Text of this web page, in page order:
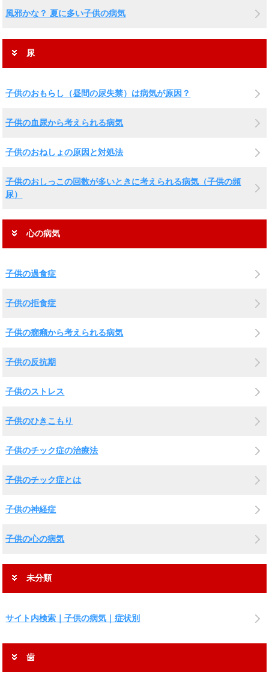
風邪かな？ 夏に多い子供の病気
尿
子供のおもらし（昼間の尿失禁）は病気が原因？
子供の血尿から考えられる病気
子供のおねしょの原因と対処法
子供のおしっこの回数が多いときに考えられる病気（子供の頻
尿）
心の病気
子供の過食症
子供の拒食症
子供の癇癪から考えられる病気
子供の反抗期
子供のストレス
子供のひきこもり
子供のチック症の治療法
子供のチック症とは
子供の神経症
子供の心の病気
未分類
サイト内検索｜子供の病気｜症状別
歯